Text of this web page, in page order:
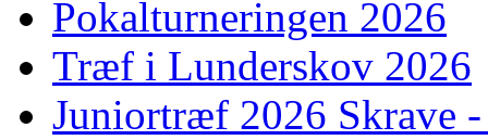
Pokalturneringen 2026
Træf i Lunderskov 2026
Juniortræf 2026 Skrave